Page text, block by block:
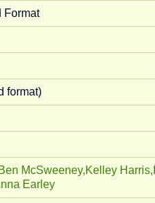
Format
format)
Ben McSweeney,Kelley Harris,
Earley